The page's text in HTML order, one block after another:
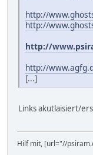
http://
http://
http://
http://
[...]
Links akutlaisiert/
Hilf mit, [url="//